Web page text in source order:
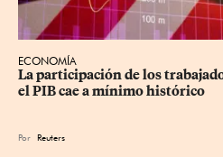
ECONOMÍA
La participación de los
el PIB cae a mínimo histórico
Por Reuters